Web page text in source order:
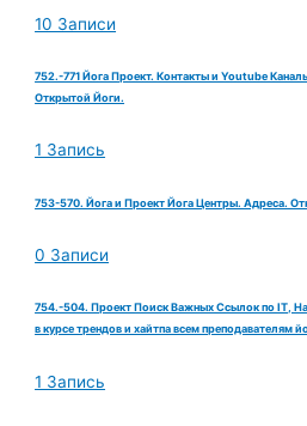
10 Записи
752.-771 Йога Проект. Контакты и Youtube
Открытой Йоги.
1 Запись
753-570. Йога и Проект Йога Центры. Адреса.
0 Записи
754.-504. Проект Поиск Важных Ссылок по IT,
в курсе трендов и хайтпа всем преподавателям
1 Запись